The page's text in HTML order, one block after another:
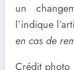
un
l’indique
en cas de
Crédit photo